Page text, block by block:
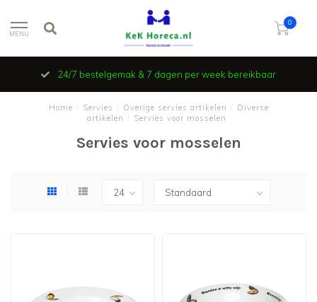
MENU
0
24/7 bestelgemak & 7 dagen per week bereikbaar
Home Servies Overige servies artikelen
Diverse
artikelen
Servies voor mosselen
Servies voor mosselen